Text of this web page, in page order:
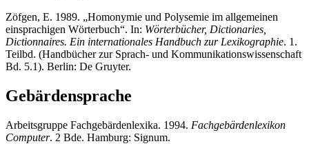
Zöfgen, E. 1989. „Homonymie und Polysemie im allgemeinen
einsprachigen Wörterbuch“. In: Wörterbücher, Dictionaries,
Dictionnaires. Ein internationales Handbuch zur Lexikographie. 1.
Teilbd. (Handbücher zur Sprach- und Kommunikationswissenschaft
Bd. 5.1). Berlin: De Gruyter.
Gebärdensprache
Arbeitsgruppe Fachgebärdenlexika. 1994. Fachgebärdenlexikon
Computer. 2 Bde. Hamburg: Signum.